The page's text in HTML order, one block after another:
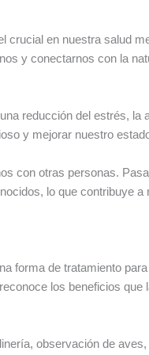
crucial en nuestra salud
y conectarnos con la
reducción del estrés, la
y mejorar nuestro
con otras personas.
lo que contribuye
forma de tratamiento
los beneficios
observación de